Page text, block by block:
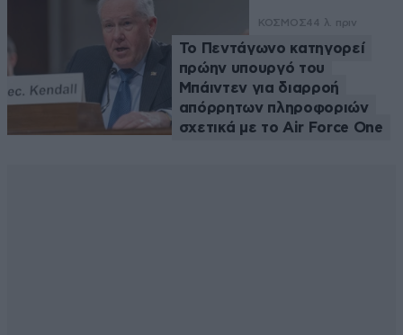
ΚΟΣΜΟΣ44 λ. πριν
Το Πεντάγωνο κατηγορεί
πρώην υπουργό του
Μπάιντεν για διαρροή
απόρρητων πληροφοριών
σχετικά με το Air Force One